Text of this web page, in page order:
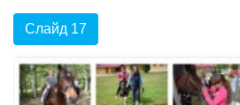
Слайд 17